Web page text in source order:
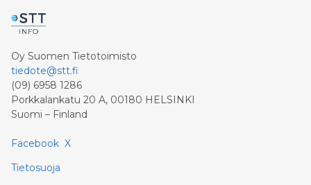
Oy Suomen Tietotoimisto
tiedote@stt.fi
(09) 6958 1286
Porkkalankatu 20 A, 00180 HELSINKI
Suomi – Finland
Facebook X
Tietosuoja